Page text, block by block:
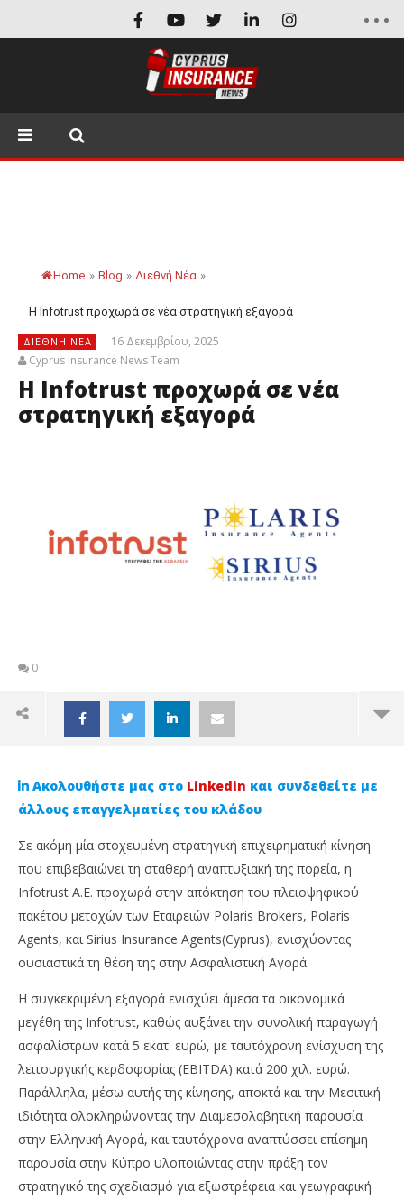
Home » Blog » Διεθνή Νέα »
Η Infotrust προχωρά σε νέα στρατηγική εξαγορά
ΔΙΕΘΝΉ ΝΈΑ
16 Δεκεμβρίου, 2025
Cyprus Insurance News Team
Η Infotrust προχωρά σε νέα
στρατηγική εξαγορά
0
NOW VIEWING
Η Infotrust προχωρά σε νέα στρατηγική εξαγορά
16
Δεκεμβρίου,
2025
Cyprus
Insurance
News
Team
Ακολουθήστε μας στο Linkedin και συνδεθείτε με
άλλους επαγγελματίες του κλάδου
Σε ακόμη μία στοχευμένη στρατηγική επιχειρηματική κίνηση
που επιβεβαιώνει τη σταθερή αναπτυξιακή της πορεία, η
Infotrust Α.Ε. προχωρά στην απόκτηση του πλειοψηφικού
πακέτου μετοχών των Εταιρειών Polaris Brokers, Polaris
Agents, και Sirius Insurance Agents(Cyprus), ενισχύοντας
ουσιαστικά τη θέση της στην Ασφαλιστική Αγορά.
Η συγκεκριμένη εξαγορά ενισχύει άμεσα τα οικονομικά
μεγέθη της Infotrust, καθώς αυξάνει την συνολική παραγωγή
ασφαλίστρων κατά 5 εκατ. ευρώ, με ταυτόχρονη ενίσχυση της
λειτουργικής κερδοφορίας (EBITDA) κατά 200 χιλ. ευρώ.
Παράλληλα, μέσω αυτής της κίνησης, αποκτά και την Μεσιτική
ιδιότητα ολοκληρώνοντας την Διαμεσολαβητική παρουσία
στην Ελληνική Αγορά, και ταυτόχρονα αναπτύσσει επίσημη
παρουσία στην Κύπρο υλοποιώντας στην πράξη τον
στρατηγικό της σχεδιασμό για εξωστρέφεια και γεωγραφική